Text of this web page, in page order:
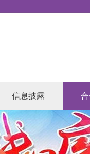
信息披露